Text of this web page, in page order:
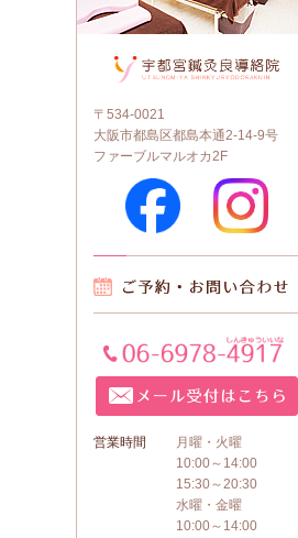
〒534-0021
大阪市都島区都島本通2-14-9号
ファーブルマルオカ2F
営業時間
月曜・火曜
10:00～14:00
15:30～20:30
水曜・金曜
10:00～14:00